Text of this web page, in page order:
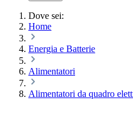
Dove sei:
Home
Energia e Batterie
Alimentatori
Alimentatori da quadro